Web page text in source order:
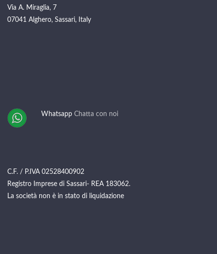
Via A. Miraglia, 7
07041 Alghero, Sassari, Italy
Whatsapp Chatta con noi
C.F. / P.IVA 02528400902
Registro Imprese di Sassari- REA 183062.
La società non è in stato di liquidazione